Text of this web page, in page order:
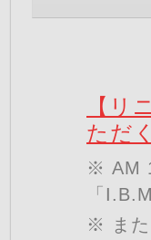
【リ
ただ
※ AM
「
※ また